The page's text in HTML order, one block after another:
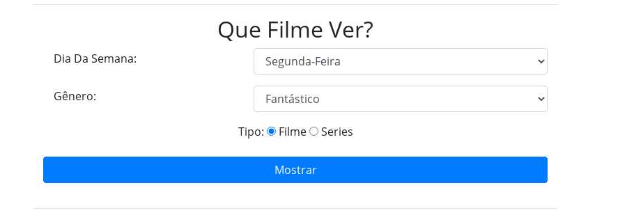
Que Filme Ver?
Dia Da Semana:
Gênero:
Tipo: Filme Series
Mostrar